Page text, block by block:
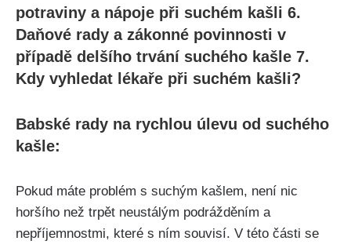
potraviny ⁢a nápoje při suchém kašli 6.
Daňové ⁤rady a zákonné povinnosti v
případě delšího ⁤trvání ⁢suchého kašle 7.
Kdy vyhledat lékaře‌ při suchém‌ kašli?
Babské rady na rychlou úlevu od suchého
kašle:
Pokud máte problém s⁤ suchým kašlem, není nic
horšího než trpět neustálým podrážděním a
nepříjemnostmi,‍ které s⁢ ním souvisí. V této části se